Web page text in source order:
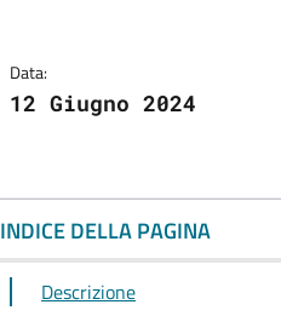
Data:
12 Giugno 2024
INDICE DELLA PAGINA
Descrizione